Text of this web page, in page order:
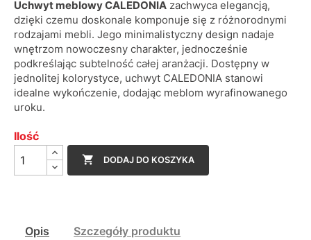
Uchwyt meblowy CALEDONIA zachwyca elegancją,
dzięki czemu doskonale komponuje się z różnorodnymi
rodzajami mebli. Jego minimalistyczny design nadaje
wnętrzom nowoczesny charakter, jednocześnie
podkreślając subtelność całej aranżacji. Dostępny w
jednolitej kolorystyce, uchwyt CALEDONIA stanowi
idealne wykończenie, dodając meblom wyrafinowanego
uroku.
Ilość
 DODAJ DO KOSZYKA
Opis Szczegóły produktu